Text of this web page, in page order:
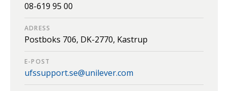
08-619 95 00
ADRESS
Postboks 706, DK-2770, Kastrup
E-POST
ufssupport.se@unilever.com